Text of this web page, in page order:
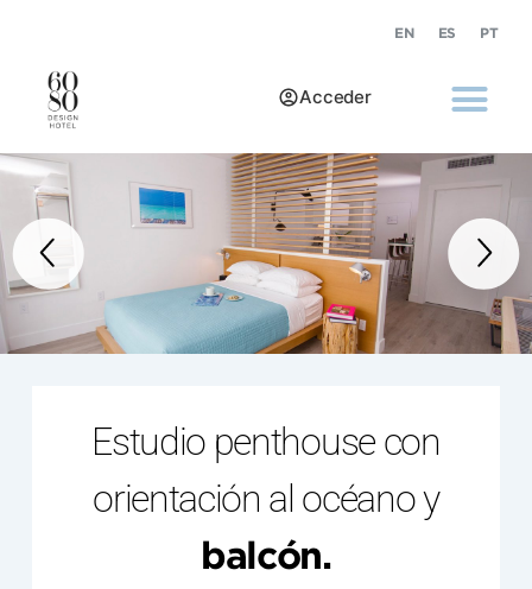
EN ES PT
Acceder
Estudio penthouse con
orientación al océano y
balcón.